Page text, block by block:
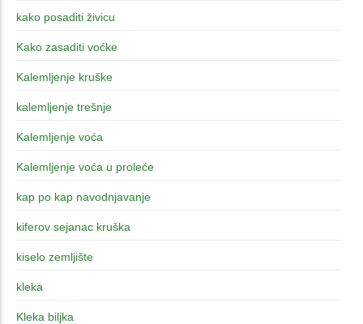
kako posaditi živicu
Kako zasaditi voćke
Kalemljenje kruške
kalemljenje trešnje
Kalemljenje voća
Kalemljenje voća u proleće
kap po kap navodnjavanje
kiferov sejanac kruška
kiselo zemljište
kleka
Kleka biljka